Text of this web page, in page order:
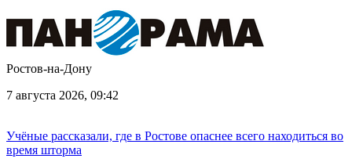
Ростов-на-Дону
7 августа 2026, 09:42
Учёные рассказали, где в Ростове опаснее всего находиться во
время шторма